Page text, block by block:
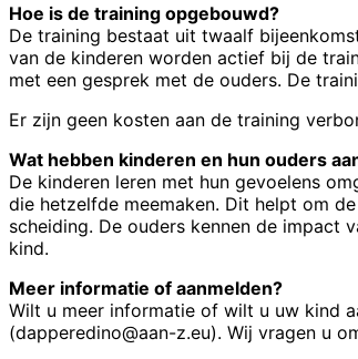
Hoe is de training opgebouwd?
De training bestaat uit twaalf
van de kinderen worden actief bij de
met een gesprek met de ouders. De
Er zijn geen kosten aan de training
Wat hebben kinderen en hun ouders
De kinderen leren met hun gevoelens
die hetzelfde meemaken. Dit helpt om
scheiding. De ouders kennen de impact
kind.
Meer informatie of aanmelden?
Wilt u meer informatie of wilt u uw kind
(dapperedino@aan-z.eu). Wij vragen u